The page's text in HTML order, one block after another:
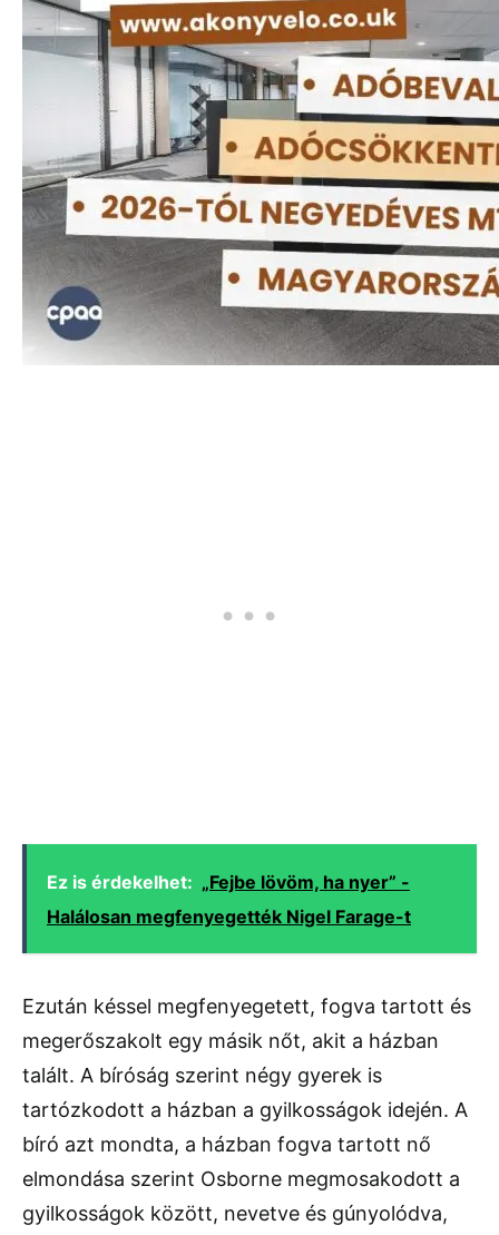
Ez is érdekelhet: „Fejbe lövöm, ha nyer” -
Halálosan megfenyegették Nigel Farage-t
Ezután késsel megfenyegetett, fogva tartott és
megerőszakolt egy másik nőt, akit a házban
talált. A bíróság szerint négy gyerek is
tartózkodott a házban a gyilkosságok idején. A
bíró azt mondta, a házban fogva tartott nő
elmondása szerint Osborne megmosakodott a
gyilkosságok között, nevetve és gúnyolódva,